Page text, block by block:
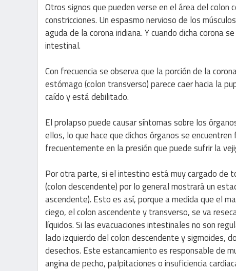
Otros signos que pueden verse en el área del
constricciones. Un espasmo nervioso de los
aguda de la corona iridiana. Y cuando dicha corona
intestinal.
Con frecuencia se observa que la porción de la
estómago (colon transverso) parece caer hacia la
caído y está debilitado.
El prolapso puede causar síntomas sobre los
ellos, lo que hace que dichos órganos se
frecuentemente en la presión que puede sufrir la
Por otra parte, si el intestino está muy cargado de
(colon descendente) por lo general mostrará un
ascendente). Esto es así, porque a medida que el
ciego, el colon ascendente y transverso, se va
líquidos. Si las evacuaciones intestinales no son
lado izquierdo del colon descendente y sigmoides,
desechos. Este estancamiento es responsable de
angina de pecho, palpitaciones o insuficiencia